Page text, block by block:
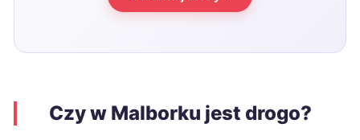
Czy w Malborku jest drogo?